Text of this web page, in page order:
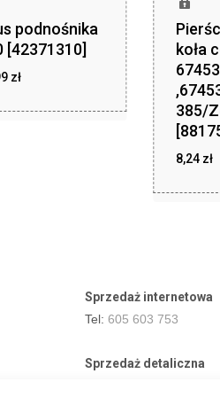
podnośnika
[42371310]
zł
1 349,99
koła
385/
8,24 zł
Sprzedaż internetowa
Tel: 605 603 753
Sprzedaż detaliczna